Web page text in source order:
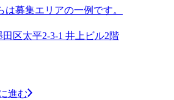
募集エリアの一例です。
区太平2-3-1 井上ビル2階
進む